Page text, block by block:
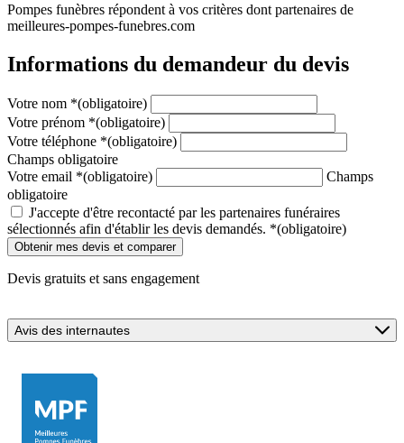
Pompes funèbres répondent à vos critères dont partenaires de
meilleures-pompes-funebres.com
Informations du demandeur du devis
Votre nom *(obligatoire)
Votre prénom *(obligatoire)
Votre téléphone *(obligatoire)
Champs obligatoire
Votre email *(obligatoire)
Champs
obligatoire
J'accepte d'être recontacté par les partenaires funéraires
sélectionnés afin d'établir les devis demandés. *(obligatoire)
Devis gratuits et sans engagement
Avis des internautes